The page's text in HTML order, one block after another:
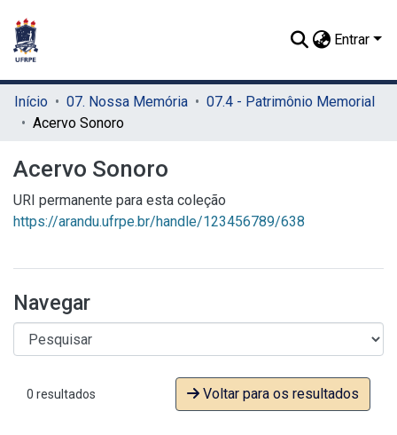
Entrar
Início 07. Nossa Memória
07.4 - Patrimônio Memorial
Acervo Sonoro
Acervo Sonoro
URI permanente para esta coleção
https://arandu.ufrpe.br/handle/123456789/638
Navegar
0 resultados Voltar para os resultados